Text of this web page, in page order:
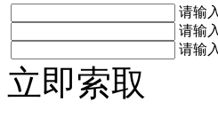
请输
请输
请输
立即索取